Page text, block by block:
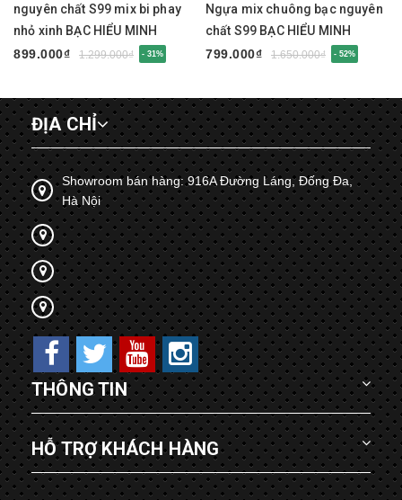
nguyên chất S99 mix bi phay
nhỏ xinh BẠC HIỂU MINH
LTE585
899.000₫ 1.299.000₫ - 31%
Ngựa mix chuông bạc nguyên
chất S99 BẠC HIỂU MINH
LTE584
799.000₫ 1.650.000₫ - 52%
ĐỊA CHỈ
Showroom bán hàng: 916A Đường Láng, Đống Đa,
Hà Nội
THÔNG TIN
HỖ TRỢ KHÁCH HÀNG